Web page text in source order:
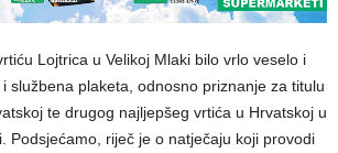
Lojtrica u Velikoj Mlaki bilo vrlo veselo i
službena plaketa, odnosno priznanje za titulu
te drugog najljepšeg vrtića u Hrvatskoj u
Podsjećamo, riječ je o natječaju koji provodi